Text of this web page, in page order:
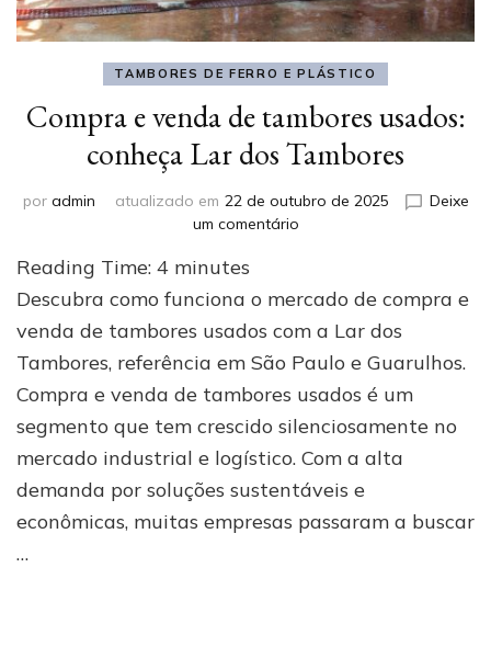
TAMBORES DE FERRO E PLÁSTICO
Compra e venda de tambores usados:
conheça Lar dos Tambores
por admin atualizado em 22 de outubro de 2025
Deixe
um comentárioem
venda
tambores
usados:
conheça
Lar
dos
Tambores
Reading Time: 4 minutes
Descubra como funciona o mercado de compra e
venda de tambores usados com a Lar dos
Tambores, referência em São Paulo e Guarulhos.
Compra e venda de tambores usados é um
segmento que tem crescido silenciosamente no
mercado industrial e logístico. Com a alta
demanda por soluções sustentáveis e
econômicas, muitas empresas passaram a buscar
…